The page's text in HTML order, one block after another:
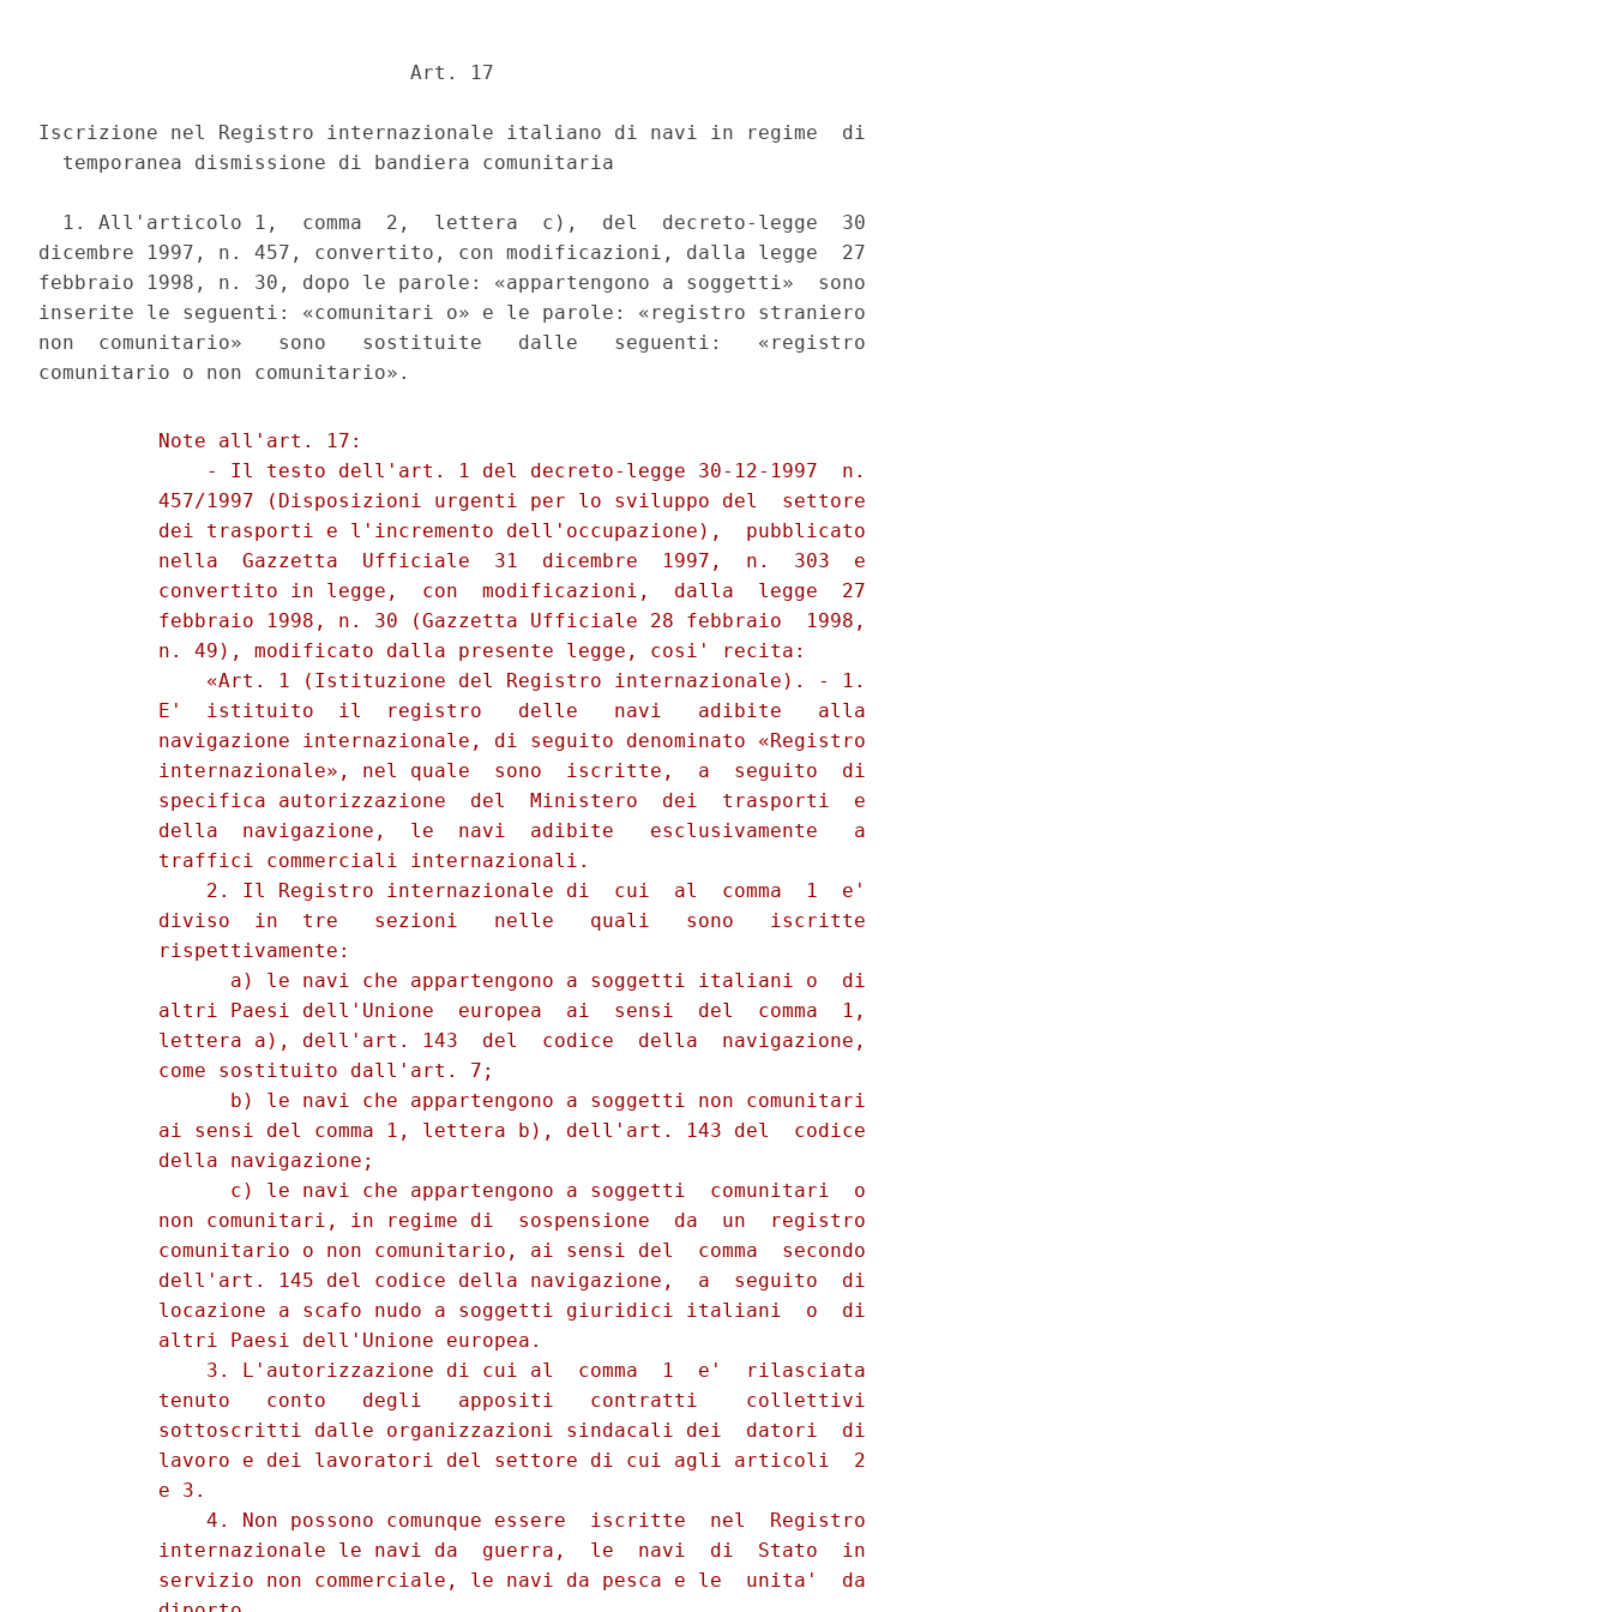
                               Art. 17
Iscrizione nel Registro internazionale italiano di navi in regime  di
  temporanea dismissione di bandiera comunitaria
  1. All'articolo 1,  comma  2,  lettera  c),  del  decreto-legge  30
dicembre 1997, n. 457, convertito, con modificazioni, dalla legge  27
febbraio 1998, n. 30, dopo le parole: «appartengono a soggetti»  sono
inserite le seguenti: «comunitari o» e le parole: «registro straniero
non  comunitario»   sono   sostituite   dalle   seguenti:   «registro
          Note all'art. 17:
              - Il testo dell'art. 1 del decreto-legge 30-12-1997  n.
          457/1997 (Disposizioni urgenti per lo sviluppo del  settore
          dei trasporti e l'incremento dell'occupazione),  pubblicato
          nella  Gazzetta  Ufficiale  31  dicembre  1997,  n.  303  e
          convertito in legge,  con  modificazioni,  dalla  legge  27
          febbraio 1998, n. 30 (Gazzetta Ufficiale 28 febbraio  1998,
          n. 49), modificato dalla presente legge, cosi' recita:
              «Art. 1 (Istituzione del Registro internazionale). - 1.
          E'  istituito  il  registro   delle   navi   adibite   alla
          navigazione internazionale, di seguito denominato «Registro
          internazionale», nel quale  sono  iscritte,  a  seguito  di
          specifica autorizzazione  del  Ministero  dei  trasporti  e
          della  navigazione,  le  navi  adibite   esclusivamente   a
          traffici commerciali internazionali.
              2. Il Registro internazionale di  cui  al  comma  1  e'
          diviso  in  tre   sezioni   nelle   quali   sono   iscritte
          rispettivamente:
                a) le navi che appartengono a soggetti italiani o  di
          altri Paesi dell'Unione  europea  ai  sensi  del  comma  1,
          lettera a), dell'art. 143  del  codice  della  navigazione,
          come sostituito dall'art. 7;
                b) le navi che appartengono a soggetti non comunitari
          ai sensi del comma 1, lettera b), dell'art. 143 del  codice
          della navigazione;
                c) le navi che appartengono a soggetti  comunitari  o
          non comunitari, in regime di  sospensione  da  un  registro
          comunitario o non comunitario, ai sensi del  comma  secondo
          dell'art. 145 del codice della navigazione,  a  seguito  di
          locazione a scafo nudo a soggetti giuridici italiani  o  di
          altri Paesi dell'Unione europea.
              3. L'autorizzazione di cui al  comma  1  e'  rilasciata
          tenuto   conto   degli   appositi   contratti    collettivi
          sottoscritti dalle organizzazioni sindacali dei  datori  di
          lavoro e dei lavoratori del settore di cui agli articoli  2
          e 3.
              4. Non possono comunque essere  iscritte  nel  Registro
          internazionale le navi da  guerra,  le  navi  di  Stato  in
          servizio non commerciale, le navi da pesca e le  unita'  da